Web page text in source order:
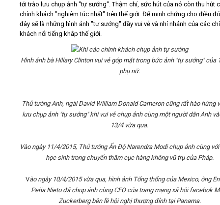
Liên hệ - Đăng ký
tới trào lưu chụp ảnh "tự sướng". Thậm chí, sức hút của nó còn thu hút
chính khách "nghiêm túc nhất" trên thế giới. Để minh chứng cho điều
đây sẽ là những hình ảnh "tự sướng" đầy vui vẻ và nhí nhảnh của các
khách nổi tiếng khắp thế giới.
Hình ảnh bà Hillary Clinton vui vẻ góp mặt trong bức ảnh "tự sướng" của
phụ nữ.
Thủ tướng Anh, ngài David William Donald Cameron cũng rất hào hứng
lưu chụp ảnh "tự sướng" khi vui vẻ chụp ảnh cùng một người dân Anh
13/4 vừa qua.
Vào ngày 11/4/2015, Thủ tướng Ấn Độ Narendra Modi chụp ảnh cùng
học sinh trong chuyến thăm cục hàng không vũ trụ của Pháp.
Vào ngày 10/4/2015 vừa qua, hình ảnh Tổng thống của Mexico, ông
Peña Nieto đã chụp ảnh cùng CEO của trang mạng xã hội facebok
Zuckerberg bên lề hội nghị thượng đỉnh tại Panama.